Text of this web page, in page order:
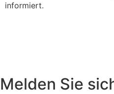
informiert.
Melden Sie